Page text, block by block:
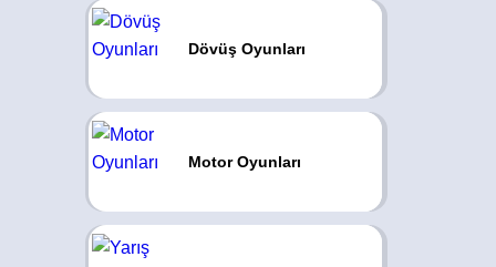
Dövüş Oyunları
Motor Oyunları